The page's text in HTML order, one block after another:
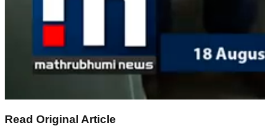
Read Original Article